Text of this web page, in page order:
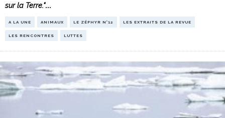
sur la Terre."...
A LA UNE ANIMAUX LE ZÉPHYR N°12 LES EXTRAITS DE LA REVUE
LES RENCONTRES LUTTES